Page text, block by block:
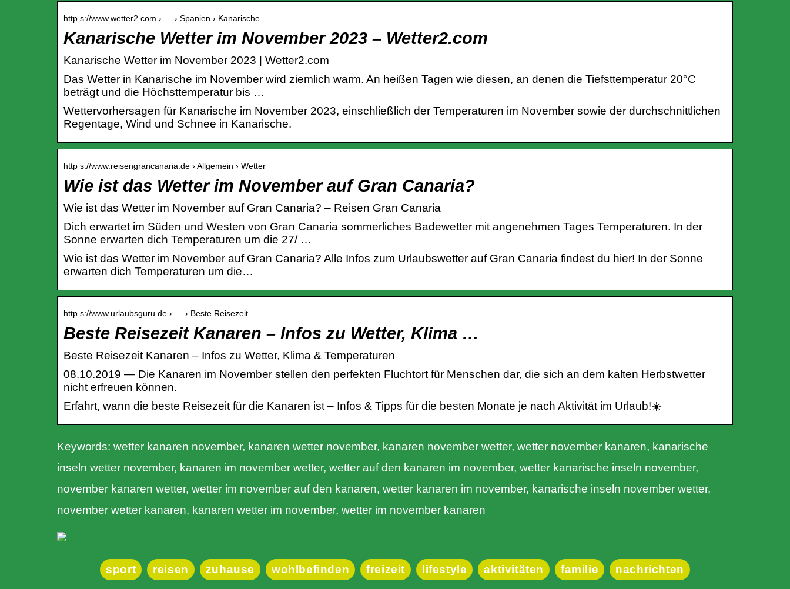
http s://www.wetter2.com › … › Spanien › Kanarische
Kanarische Wetter im November 2023 – Wetter2.com
Kanarische Wetter im November 2023 | Wetter2.com
Das Wetter in Kanarische im November wird ziemlich warm. An heißen Tagen wie diesen, an denen die Tiefsttemperatur 20°C
beträgt und die Höchsttemperatur bis …
Wettervorhersagen für Kanarische im November 2023, einschließlich der Temperaturen im November sowie der durchschnittlichen
Regentage, Wind und Schnee in Kanarische.
http s://www.reisengrancanaria.de › Allgemein › Wetter
Wie ist das Wetter im November auf Gran Canaria?
Wie ist das Wetter im November auf Gran Canaria? – Reisen Gran Canaria
Dich erwartet im Süden und Westen von Gran Canaria sommerliches Badewetter mit angenehmen Tages Temperaturen. In der
Sonne erwarten dich Temperaturen um die 27/ …
Wie ist das Wetter im November auf Gran Canaria? Alle Infos zum Urlaubswetter auf Gran Canaria findest du hier! In der Sonne
erwarten dich Temperaturen um die…
http s://www.urlaubsguru.de › … › Beste Reisezeit
Beste Reisezeit Kanaren – Infos zu Wetter, Klima …
Beste Reisezeit Kanaren – Infos zu Wetter, Klima & Temperaturen
08.10.2019 — Die Kanaren im November stellen den perfekten Fluchtort für Menschen dar, die sich an dem kalten Herbstwetter
nicht erfreuen können.
Erfahrt, wann die beste Reisezeit für die Kanaren ist – Infos & Tipps für die besten Monate je nach Aktivität im Urlaub!☀️
Keywords: wetter kanaren november, kanaren wetter november, kanaren november wetter, wetter november kanaren, kanarische
inseln wetter november, kanaren im november wetter, wetter auf den kanaren im november, wetter kanarische inseln november,
november kanaren wetter, wetter im november auf den kanaren, wetter kanaren im november, kanarische inseln november wetter,
november wetter kanaren, kanaren wetter im november, wetter im november kanaren
sport reisen zuhause wohlbefinden freizeit lifestyle aktivitäten familie nachrichten